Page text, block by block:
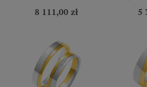
8 111,00 zł 5